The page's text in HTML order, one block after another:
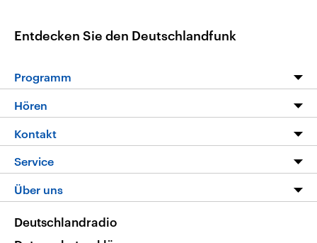
Entdecken Sie den Deutschlandfunk
Programm
Die Nachrichten
Nachrichtenleicht
Neue Beiträge auf dlf.de
Hören
Livestream
Podcasts
Deutschlandfunk App
Nachrichten App
Kontakt
Hörerservice
Service
FAQ
Veranstaltungen
Über uns
Deutschlandradio